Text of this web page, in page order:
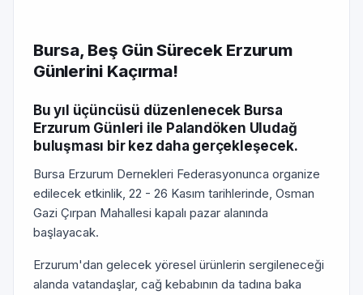
Bursa, Beş Gün Sürecek Erzurum
Günlerini Kaçırma!
Bu yıl üçüncüsü düzenlenecek Bursa
Erzurum Günleri ile Palandöken Uludağ
buluşması bir kez daha gerçekleşecek.
Bursa Erzurum Dernekleri Federasyonunca organize
edilecek etkinlik, 22 - 26 Kasım tarihlerinde, Osman
Gazi Çırpan Mahallesi kapalı pazar alanında
başlayacak.
Erzurum'dan gelecek yöresel ürünlerin sergileneceği
alanda vatandaşlar, cağ kebabının da tadına baka